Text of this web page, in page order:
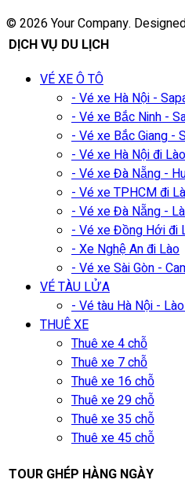
© 2026 Your Company.
DỊCH VỤ DU LỊCH
VÉ XE Ô TÔ
- Vé xe Hà Nội -
- Vé xe Bắc Ninh -
- Vé xe Bắc Giang -
- Vé xe Hà Nội đi Lào
- Vé xe Đà Nẵng -
- Vé xe TPHCM đi
- Vé xe Đà Nẵng -
- Vé xe Đồng Hới đi
- Xe Nghệ An đi Lào
- Vé xe Sài Gòn -
VÉ TÀU LỬA
- Vé tàu Hà Nội -
THUÊ XE
Thuê xe 4 chỗ
Thuê xe 7 chỗ
Thuê xe 16 chỗ
Thuê xe 29 chỗ
Thuê xe 35 chỗ
Thuê xe 45 chỗ
TOUR GHÉP HÀNG NGÀY